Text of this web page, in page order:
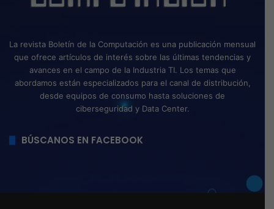
La revista Boletín de la Computación es una publicación mensual
que ofrece artículos de interés sobre las últimas tendencias y
avances en el campo de la Industria TI. Los temas que
abordamos están especializados para el canal de distribución,
desde equipos de consumo hasta soluciones de
ciberseguridad y Data Center.
BÚSCANOS EN FACEBOOK